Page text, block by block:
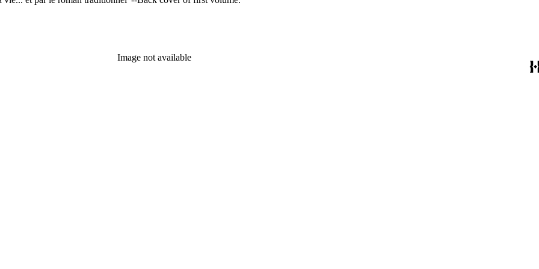
Image not available